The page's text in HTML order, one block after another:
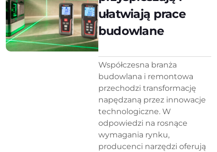
ułatwiają prace
budowlane
Współczesna branża
budowlana i remontowa
przechodzi transformację
napędzaną przez innowacje
technologiczne. W
odpowiedzi na rosnące
wymagania rynku,
producenci narzędzi oferują